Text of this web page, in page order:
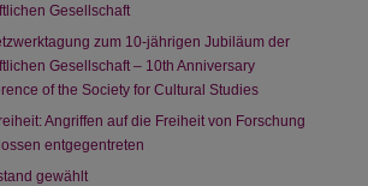
Gesellschaft
zum 10-jährigen Jubiläum der
Gesellschaft – 10th Anniversary
of the Society for Cultural Studies
Angriffen auf die Freiheit von Forschung
entgegentreten
gewählt